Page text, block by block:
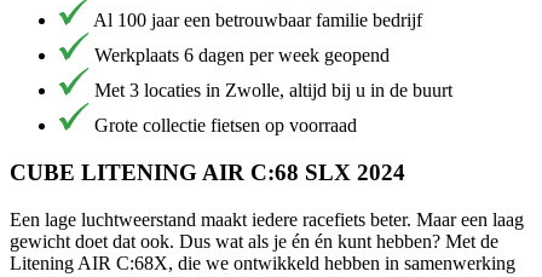
Al 100 jaar een betrouwbaar familie bedrijf
Werkplaats 6 dagen per week geopend
Met 3 locaties in Zwolle, altijd bij u in de buurt
Grote collectie fietsen op voorraad
CUBE LITENING AIR C:68 SLX 2024
Een lage luchtweerstand maakt iedere racefiets beter. Maar een laag
gewicht doet dat ook. Dus wat als je én én kunt hebben? Met de
Litening AIR C:68X, die we ontwikkeld hebben in samenwerking